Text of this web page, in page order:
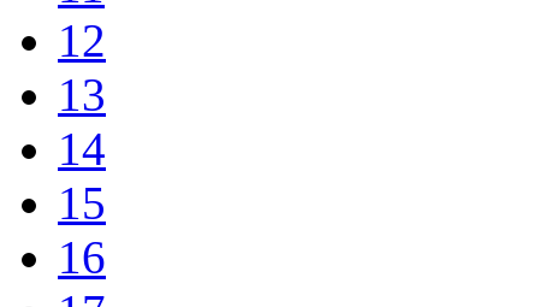
12
13
14
15
16